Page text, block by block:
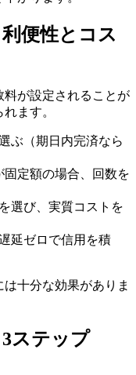
便性とコス
が設定されることが
ます。
ぶ（期日内完済なら
定額の場合、回数を
選び、実質コストを
延ゼロで信用を積
十分な効果がありま
ステップ